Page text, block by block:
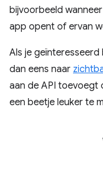
bijvoorbeeld
app opent of ervan
Als je
dan eens naar
aan de API toevoegt
een beetje leuker te